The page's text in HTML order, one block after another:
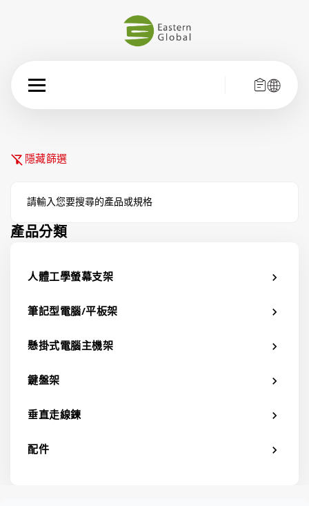
filter_alt_off 隱藏篩選
產品分類
人體工學螢幕支架 chevron_right
筆記型電腦/平板架 chevron_right
懸掛式電腦主機架 chevron_right
鍵盤架 chevron_right
垂直走線鍊 chevron_right
配件 chevron_right